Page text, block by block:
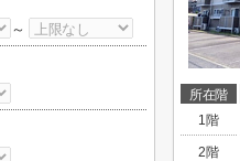
所在階
1階
2階
～